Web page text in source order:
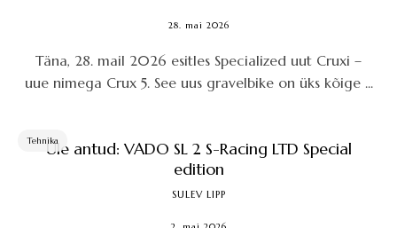
28. mai 2026
Täna, 28. mail 2026 esitles Specialized uut Cruxi –
uue nimega Crux 5. See uus gravelbike on üks kõige ...
TehnikaÜle antud: VADO SL 2 S-Racing LTD Special
edition
SULEV LIPP